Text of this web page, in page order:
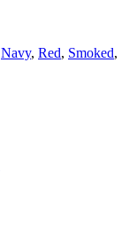
Navy, Red, Smoked,